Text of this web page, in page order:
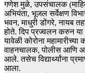
गणेश मुळे, उपसंचालक
अभियंता, भूजल सर्वेक्षण
भवन, माधुरी डोंगरे, नायब
होते. दिप प्रज्वलन करुन
यावेळी कोरोना
वाहनचालक, पोलीस आणि
आले. तसेच विद्यार्थ्यांना
आला.